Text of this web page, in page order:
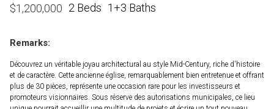
$1,200,000 2 Beds 1+3 Baths
Remarks:
Découvrez un véritable joyau architectural au style Mid-Century, riche d'histoire
et de caractère. Cette ancienne église, remarquablement bien entretenue et offrant
plus de 30 pièces, représente une occasion rare pour les investisseurs et
promoteurs visionnaires. Sous réserve des autorisations municipales, ce lieu